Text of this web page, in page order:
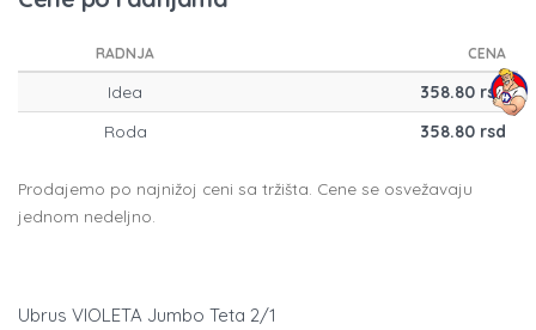
RADNJA CENA
Idea
358.80 rsd
Roda
358.80 rsd
Prodajemo po najnižoj ceni sa tržišta. Cene se osvežavaju
jednom nedeljno.
Ubrus VIOLETA Jumbo Teta 2/1